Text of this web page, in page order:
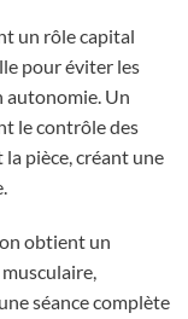
un rôle capital
pour éviter les
autonomie. Un
le contrôle des
pièce, créant une
obtient un
séance complète